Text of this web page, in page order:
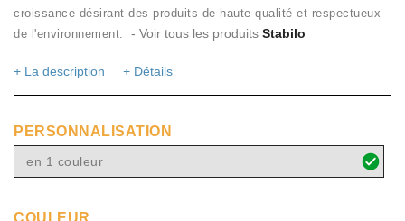
croissance désirant des produits de haute qualité et respectueux
de l'environnement.
- Voir tous les produits Stabilo
+ La description + Détails
PERSONNALISATION
en 1 couleur
COULEUR